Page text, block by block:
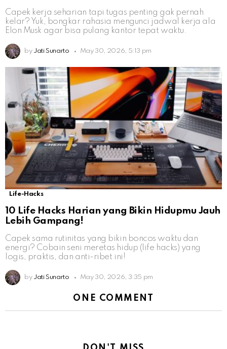
Capek kerja seharian tapi tugas penting gak pernah
kelar? Yuk, bongkar rahasia mengunci jadwal kerja ala
Elon Musk agar bisa pulang kantor tepat waktu.
by Jati Sunarto May 30, 2026, 5:13 pm
Life-Hacks
10 Life Hacks Harian yang Bikin Hidupmu Jauh
Lebih Gampang!
Capek sama rutinitas yang bikin boncos waktu dan
energi? Cobain seni meretas hidup (life hacks) yang
logis, praktis, dan anti-ribet ini!
by Jati Sunarto May 30, 2026, 3:35 pm
ONE COMMENT